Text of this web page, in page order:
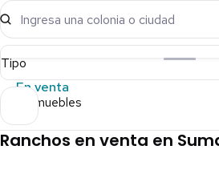
Ingresa una colonia o ciudad
Tipo
En venta
5 inmuebles
Ranchos en venta en